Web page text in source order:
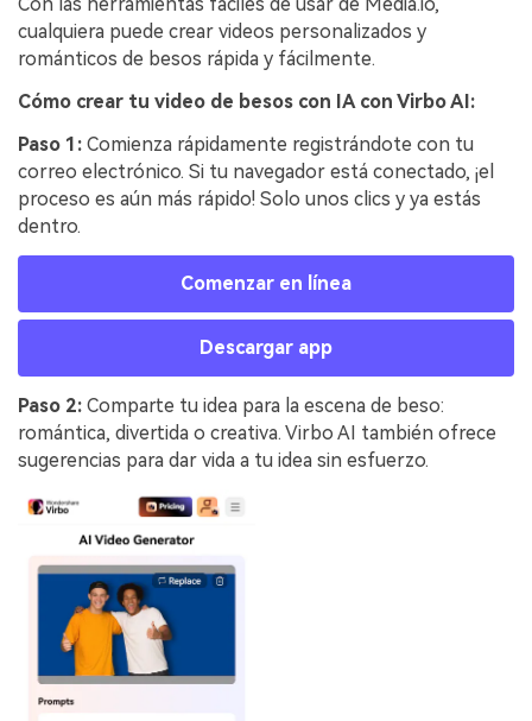
Con las herramientas fáciles de usar de Media.io,
cualquiera puede crear videos personalizados y
románticos de besos rápida y fácilmente.
Cómo crear tu video de besos con IA con Virbo AI:
Paso 1: Comienza rápidamente registrándote con tu
correo electrónico. Si tu navegador está conectado, ¡el
proceso es aún más rápido! Solo unos clics y ya estás
dentro.
Comenzar en línea
Descargar app
Paso 2: Comparte tu idea para la escena de beso:
romántica, divertida o creativa. Virbo AI también ofrece
sugerencias para dar vida a tu idea sin esfuerzo.